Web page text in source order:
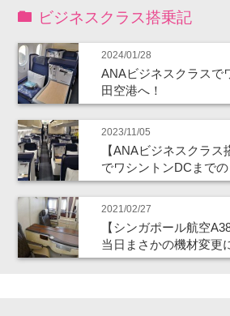
ビジネスクラス搭乗記
2024/01/28
ANAビジネスクラスで
田空港へ！
2023/11/05
【ANAビジネスクラ
でワシントンDCまで
2021/02/27
【シンガポール航空
当日まさかの機材変更